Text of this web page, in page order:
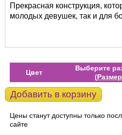
Прекрасная конструкция,
молодых девушек, так и для
Цвет
Выберите
(
Добавить в корзину
Цены станут доступны только
сайте